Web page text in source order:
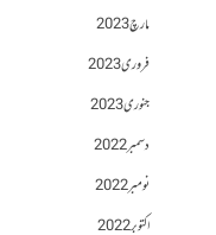
مارچ 2023
فروری 2023
جنوری 2023
دسمبر 2022
نومبر 2022
اکتوبر 2022